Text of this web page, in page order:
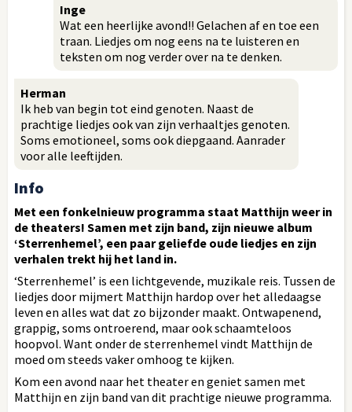
Inge
Wat een heerlijke avond!! Gelachen af en toe een
traan. Liedjes om nog eens na te luisteren en
teksten om nog verder over na te denken.
Herman
Ik heb van begin tot eind genoten. Naast de
prachtige liedjes ook van zijn verhaaltjes genoten.
Soms emotioneel, soms ook diepgaand. Aanrader
voor alle leeftijden.
Info
Met een fonkelnieuw programma staat Matthijn weer in
de theaters! Samen met zijn band, zijn nieuwe album
‘Sterrenhemel’, een paar geliefde oude liedjes en zijn
verhalen trekt hij het land in.
‘Sterrenhemel’ is een lichtgevende, muzikale reis. Tussen de
liedjes door mijmert Matthijn hardop over het alledaagse
leven en alles wat dat zo bijzonder maakt. Ontwapenend,
grappig, soms ontroerend, maar ook schaamteloos
hoopvol. Want onder de sterrenhemel vindt Matthijn de
moed om steeds vaker omhoog te kijken.
Kom een avond naar het theater en geniet samen met
Matthijn en zijn band van dit prachtige nieuwe programma.